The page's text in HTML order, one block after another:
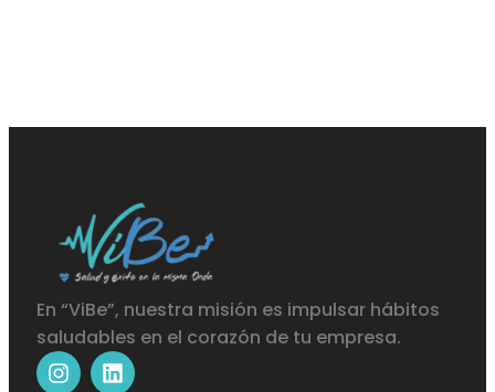
En “ViBe”, nuestra misión es impulsar hábitos
saludables en el corazón de tu empresa.